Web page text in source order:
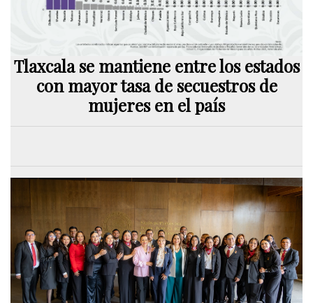
Tlaxcala se mantiene entre los estados
con mayor tasa de secuestros de
mujeres en el país